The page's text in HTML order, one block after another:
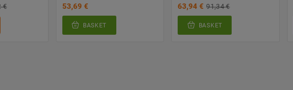
€ 53,69 €
BASKET
63,94 € 91,34 €
BASKET